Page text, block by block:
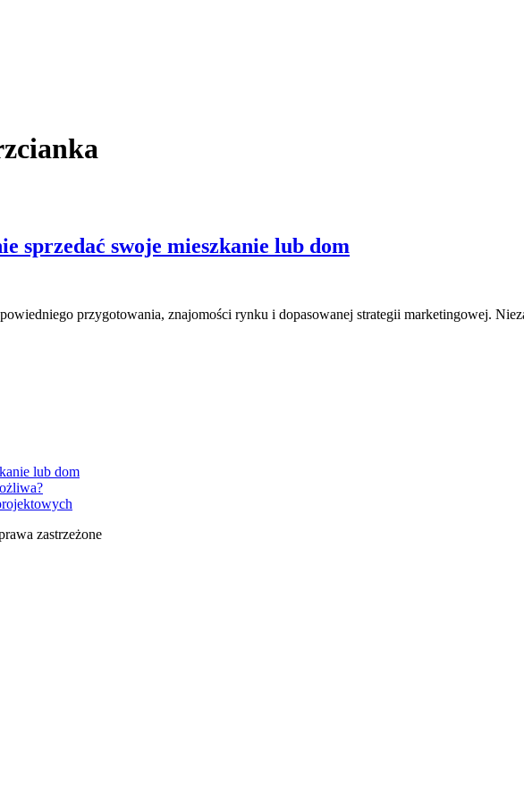
sprzedać swoje mieszkanie lub dom
przygotowania, znajomości rynku i dopasowanej strategii marketingowej.
lub dom